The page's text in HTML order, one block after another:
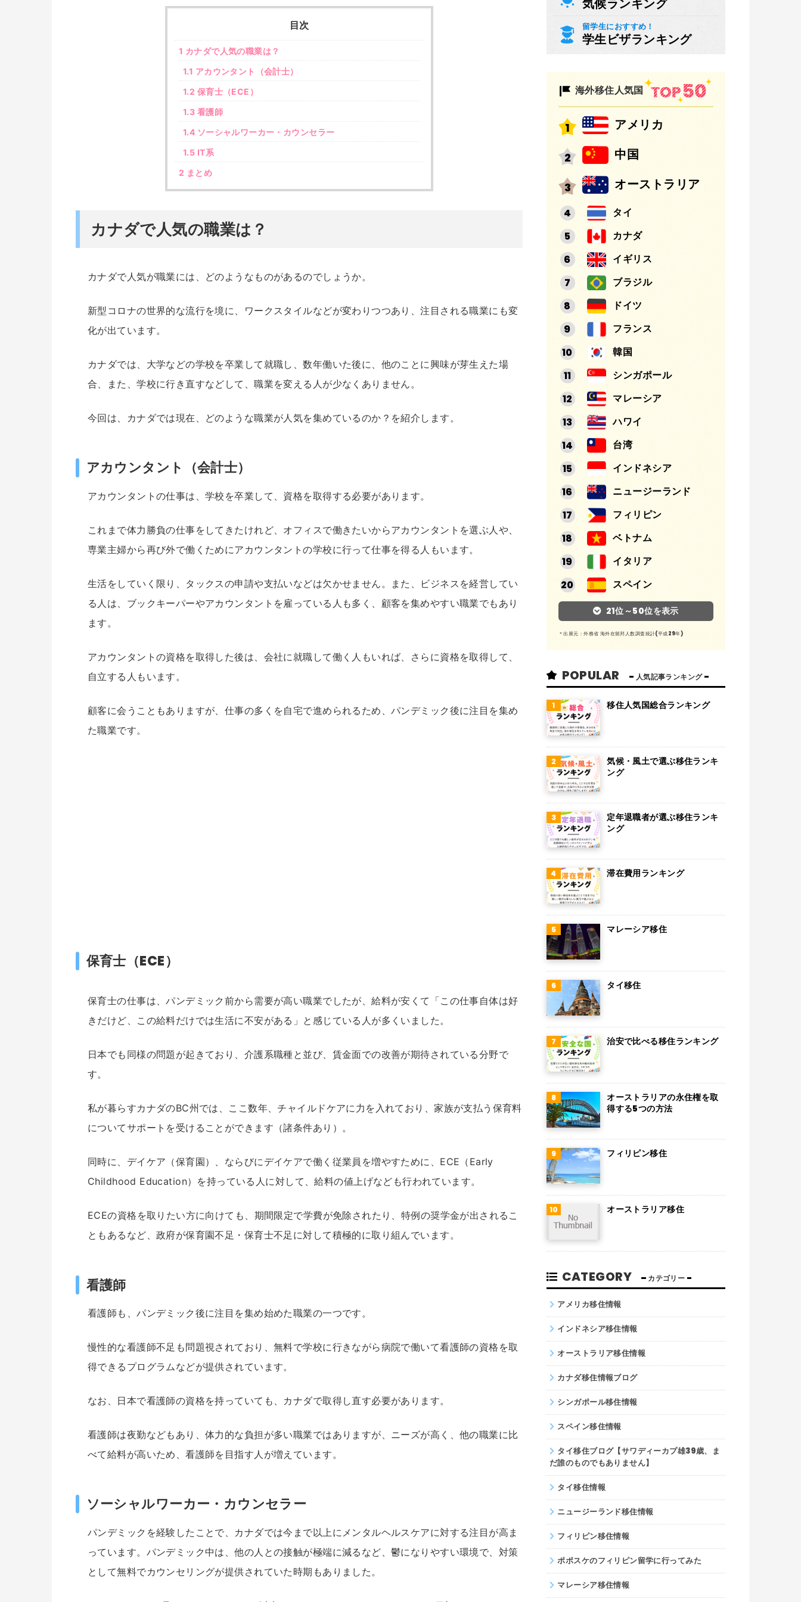
目次
1 カナダで人気の職業は？
1.1 アカウンタント（会計士）
1.2 保育士（ECE）
1.3 看護師
1.4 ソーシャルワーカー・カウンセラー
1.5 IT系
2 まとめ
カナダで人気の職業は？
カナダで人気が職業には、どのようなものがあるのでしょうか。
新型コロナの世界的な流行を境に、ワークスタイルなどが変わりつつあり、注目される職業にも変
化が出ています。
カナダでは、大学などの学校を卒業して就職し、数年働いた後に、他のことに興味が芽生えた場
合、また、学校に行き直すなどして、職業を変える人が少なくありません。
今回は、カナダでは現在、どのような職業が人気を集めているのか？を紹介します。
アカウンタント（会計士）
アカウンタントの仕事は、学校を卒業して、資格を取得する必要があります。
これまで体力勝負の仕事をしてきたけれど、オフィスで働きたいからアカウンタントを選ぶ人や、
専業主婦から再び外で働くためにアカウンタントの学校に行って仕事を得る人もいます。
生活をしていく限り、タックスの申請や支払いなどは欠かせません。また、ビジネスを経営してい
る人は、ブックキーパーやアカウンタントを雇っている人も多く、顧客を集めやすい職業でもあり
ます。
アカウンタントの資格を取得した後は、会社に就職して働く人もいれば、さらに資格を取得して、
自立する人もいます。
顧客に会うこともありますが、仕事の多くを自宅で進められるため、パンデミック後に注目を集め
た職業です。
保育士（ECE）
保育士の仕事は、パンデミック前から需要が高い職業でしたが、給料が安くて「この仕事自体は好
きだけど、この給料だけでは生活に不安がある」と感じている人が多くいました。
日本でも同様の問題が起きており、介護系職種と並び、賃金面での改善が期待されている分野で
す。
私が暮らすカナダのBC州では、ここ数年、チャイルドケアに力を入れており、家族が支払う保育料
についてサポートを受けることができます（諸条件あり）。
同時に、デイケア（保育園）、ならびにデイケアで働く従業員を増やすために、ECE（Early
Childhood Education）を持っている人に対して、給料の値上げなども行われています。
ECEの資格を取りたい方に向けても、期間限定で学費が免除されたり、特例の奨学金が出されるこ
ともあるなど、政府が保育園不足・保育士不足に対して積極的に取り組んでいます。
看護師
看護師も、パンデミック後に注目を集め始めた職業の一つです。
慢性的な看護師不足も問題視されており、無料で学校に行きながら病院で働いて看護師の資格を取
得できるプログラムなどが提供されています。
なお、日本で看護師の資格を持っていても、カナダで取得し直す必要があります。
看護師は夜勤などもあり、体力的な負担が多い職業ではありますが、ニーズが高く、他の職業に比
べて給料が高いため、看護師を目指す人が増えています。
ソーシャルワーカー・カウンセラー
パンデミックを経験したことで、カナダでは今まで以上にメンタルヘルスケアに対する注目が高ま
っています。パンデミック中は、他の人との接触が極端に減るなど、鬱になりやすい環境で、対策
として無料でカウンセリングが提供されていた時期もありました。
気候ランキング
留学生におすすめ！
学生ビザランキング
海外移住人気国
アメリカ
中国
オーストラリア
タイ
カナダ
イギリス
ブラジル
ドイツ
フランス
韓国
シンガポール
マレーシア
ハワイ
台湾
インドネシア
ニュージーランド
フィリピン
ベトナム
イタリア
スペイン
アルゼンチン
メキシコ
スイス
インド
オランダ
グアム
パラグアイ
スウェーデン
ボリビア
ロシア
アイルランド
フィンランド
チェコ
デンマーク
ポーランド
コロンビア
パキスタン
21位～50位を表示
＊出展元：外務省 海外在留邦人数調査統計(平成29年)
POPULAR 人気記事ランキング
移住人気国総合ランキング
気候・風土で選ぶ移住ランキ
ング
定年退職者が選ぶ移住ランキ
ング
滞在費用ランキング
マレーシア移住
タイ移住
治安で比べる移住ランキング
オーストラリアの永住権を取
得する5つの方法
フィリピン移住
オーストラリア移住
CATEGORY カテゴリー
アメリカ移住情報
インドネシア移住情報
オーストラリア移住情報
カナダ移住情報ブログ
シンガポール移住情報
スペイン移住情報
タイ移住ブログ【サワディーカプ雄39歳、ま
だ誰のものでもありません】
タイ移住情報
ニュージーランド移住情報
フィリピン移住情報
ポポスケのフィリピン留学に行ってみた
マレーシア移住情報